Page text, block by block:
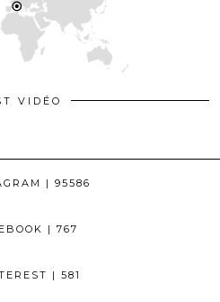
VIDÉO
| 95586
| 767
| 581